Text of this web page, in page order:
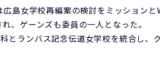
女学校再編案の検討をミッションと
、ゲーンズも委員の一人となった。
ランバス記念伝道女学校を統合し、